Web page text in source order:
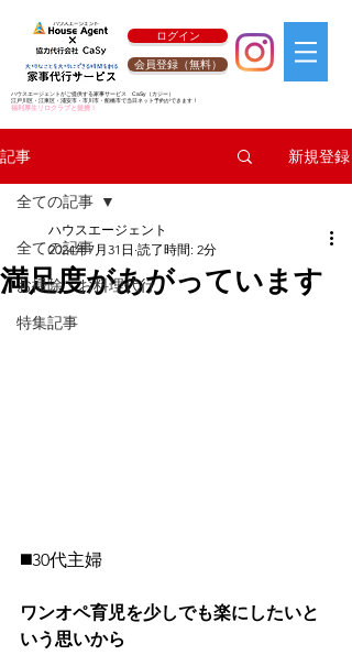
ログイン
会員登録（無料）
ハウスエージェントがご提供する家事サービス CaSy （カジー）
江戸川区・江東区・浦安市・市川市・船橋市で当日ネット予約ができます！
福利厚生リロクラブと提携！
記事 新規登録
全ての記事
お掃除・お料理代行
特集記事
全ての記事
満足度があがっています
ハウスエージェント
2024年7月31日 読了時間: 2分
◼️30代主婦
ワンオペ育児を少しでも楽にしたいと
いう思いから